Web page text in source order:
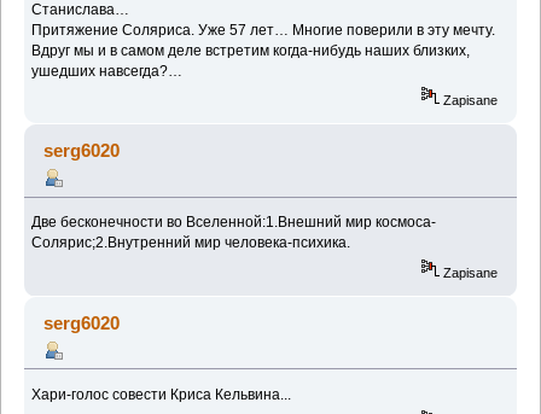
Станислава…
Притяжение Соляриса. Уже 57 лет… Многие поверили в эту мечту.
Вдруг мы и в самом деле встретим когда-нибудь наших близких,
ушедших навсегда?…
Zapisane
serg6020
Две бесконечности во Вселенной:1.Внешний мир космоса-
Солярис;2.Внутренний мир человека-психика.
Zapisane
serg6020
Хари-голос совести Криса Кельвина...